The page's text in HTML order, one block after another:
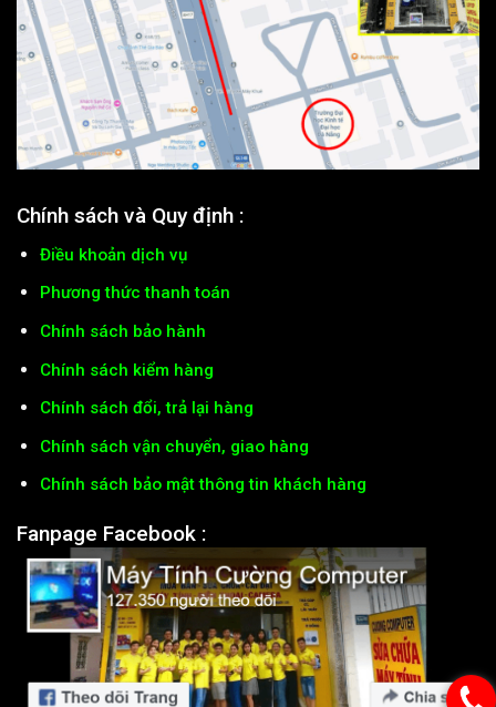
Chính sách và Quy định :
Điều khoản dịch vụ
Phương thức thanh toán
Chính sách bảo hành
Chính sách kiểm hàng
Chính sách đổi, trả lại hàng
Chính sách vận chuyển, giao hàng
Chính sách bảo mật thông tin khách hàng
Fanpage Facebook :